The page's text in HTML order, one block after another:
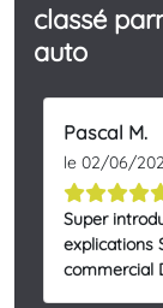
classé
auto
Pascal M.
le 02/06/
Super
explications
commercial